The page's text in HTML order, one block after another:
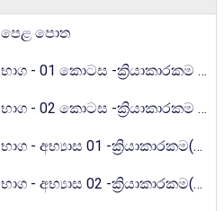
පෙළ පොත
භාග - 01 කොටස -ක්‍රියාකාරකම (රුහුණු ගුරුගෙදර රේඩියෝ පාඩම් මාලාව)
භාග - 02 කොටස -ක්‍රියාකාරකම (රුහුණු ගුරුගෙදර රේඩියෝ පාඩම් මාලාව)
භාග - අභ්‍යාස 01 -ක්‍රියාකාරකම(රුහුණු ගුරුගෙදර රේඩියෝ පාඩම් මාලාව)
භාග - අභ්‍යාස 02 -ක්‍රියාකාරකම(රුහුණු ගුරුගෙදර රේඩියෝ පාඩම් මාලාව)